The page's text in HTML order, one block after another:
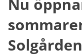
Solgården